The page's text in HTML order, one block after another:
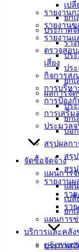
เป
ยก
ประกาศ
ร่า
ปร
ปร
ยก
ผลการจั
ปร
ยก
บอ
สรุปผลก
สรุ
สรุ
รายงานผ
รา
รา
แผนการ
บริการและคลั
e-
รายงานก
รายงาน
รายงาน
ตรวจสอ
เสี่ยง
กิจการส
การบริห
การป้อง
การเสริ
ประมวล
จัดซื้อจัดจ้าง
แผนการ
แผ
เป
ยก
ประกาศ
เมืองอ่าง
สำนักงาน
เทศบาลเมือง
อ่างศิลา 90/338
ม.3 ต.เสม็ด
อ.เมือง จ.ชลบุรี
ติดต่อ :038-
142-100-104
ประชาชน
ดาวน์โหลด